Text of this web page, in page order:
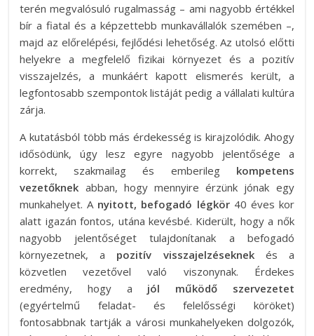
terén megvalósuló rugalmasság – ami nagyobb értékkel
bír a fiatal és a képzettebb munkavállalók szemében –,
majd az előrelépési, fejlődési lehetőség. Az utolsó előtti
helyekre a megfelelő fizikai környezet és a pozitív
visszajelzés, a munkáért kapott elismerés került, a
legfontosabb szempontok listáját pedig a vállalati kultúra
zárja.
A kutatásból több más érdekesség is kirajzolódik. Ahogy
idősödünk, úgy lesz egyre nagyobb jelentősége a
korrekt, szakmailag és emberileg kompetens
vezetőknek abban, hogy mennyire érzünk jónak egy
munkahelyet. A nyitott, befogadó légkör40 éves kor
alatt igazán fontos, utána kevésbé. Kiderült, hogy a nők
nagyobb jelentőséget tulajdonítanak a befogadó
környezetnek, a pozitív visszajelzéseknekés a
közvetlen vezetővel való viszonynak. Érdekes
eredmény, hogy a jól működő szervezetet
(egyértelmű feladat- és felelősségi köröket)
fontosabbnak tartják a városi munkahelyeken dolgozók,